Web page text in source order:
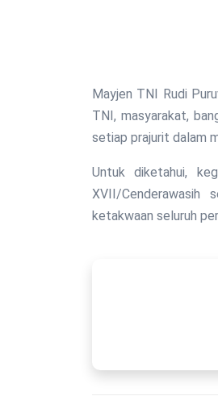
Mayjen TNI Rudi
TNI, masyarakat,
setiap prajurit dalam
Untuk diketahui,
XVII/Cenderawasih
ketakwaan seluruh